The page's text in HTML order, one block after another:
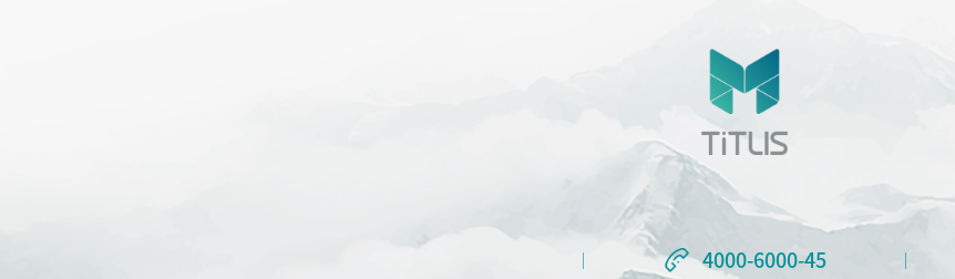
4000-6000-45
4000-6000-45